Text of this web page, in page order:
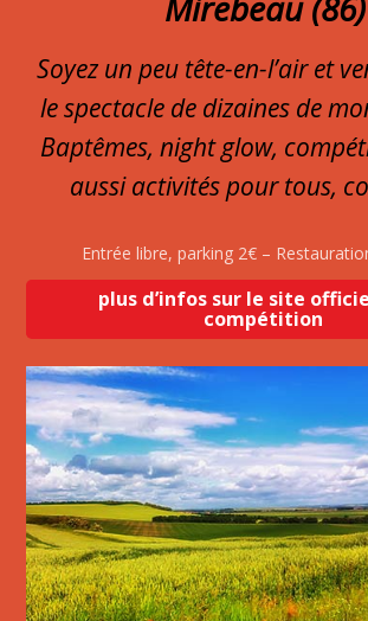
Soyez un peu tête-en-l’air et
le spectacle de dizaines de
Baptêmes, night glow,
aussi activités pour tous,
Entrée libre, parking 2€ –
plus d’infos sur le site
compétition